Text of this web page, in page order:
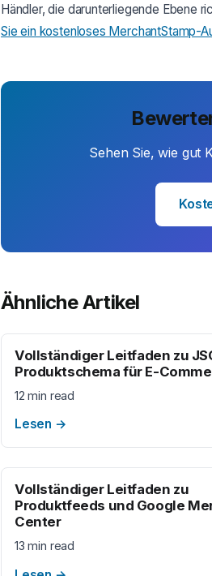
Händler, die darunterliegende Ebene
Sie ein kostenloses MerchantStamp-
Sehen Sie, wie gut
Ähnliche Artikel
Vollständiger Leitfaden zu
Produktschema für E-
12 min read
Lesen →
Vollständiger Leitfaden zu
Produktfeeds und Google
Center
13 min read